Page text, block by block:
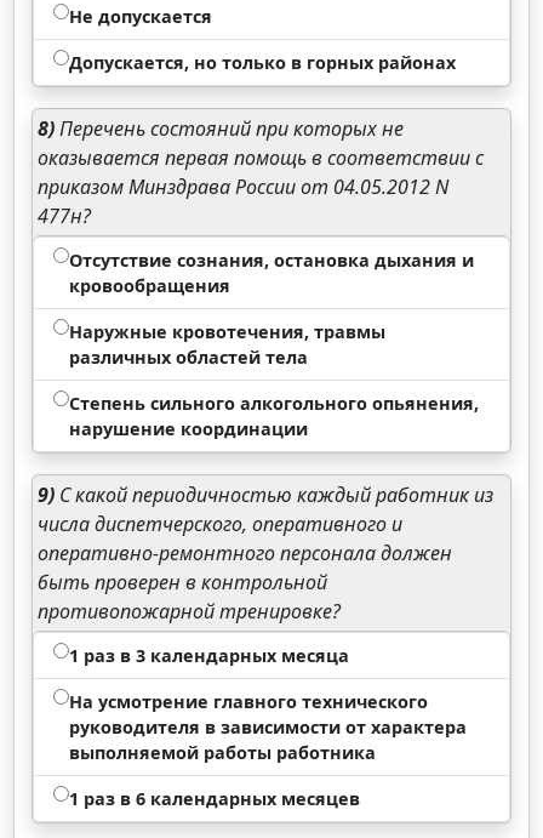
Не допускается
Допускается, но только в горных районах
8)Перечень состояний при которых не
оказывается первая помощь в соответствии с
приказом Минздрава России от 04.05.2012 N
477н?
Отсутствие сознания, остановка дыхания и
кровообращения
Наружные кровотечения, травмы
различных областей тела
Степень сильного алкогольного опьянения,
нарушение координации
9) С какой периодичностью каждый работник из
числа диспетчерского, оперативного и
оперативно-ремонтного персонала должен
быть проверен в контрольной
противопожарной тренировке?
1 раз в 3 календарных месяца
На усмотрение главного технического
руководителя в зависимости от характера
выполняемой работы работника
1 раз в 6 календарных месяцев